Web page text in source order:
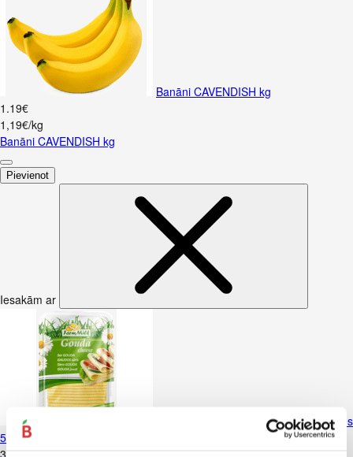
Banāni CAVENDISH kg
1 .19€
1,19€/kg
Banāni CAVENDISH kg
Pievienot
Iesakām ar
Siers Gouda FARM MILK 45% šķēlēs
500g